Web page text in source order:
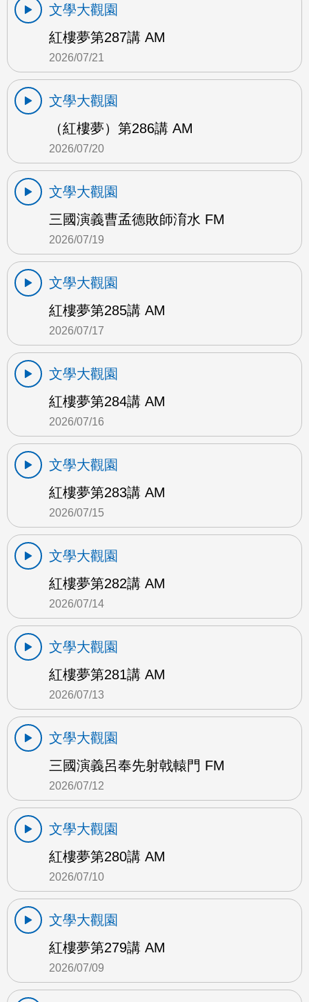
文學大觀園
紅樓夢第287講 AM
2026/07/21
文學大觀園
（紅樓夢）第286講 AM
2026/07/20
文學大觀園
三國演義曹孟德敗師淯水 FM
2026/07/19
文學大觀園
紅樓夢第285講 AM
2026/07/17
文學大觀園
紅樓夢第284講 AM
2026/07/16
文學大觀園
紅樓夢第283講 AM
2026/07/15
文學大觀園
紅樓夢第282講 AM
2026/07/14
文學大觀園
紅樓夢第281講 AM
2026/07/13
文學大觀園
三國演義呂奉先射戟轅門 FM
2026/07/12
文學大觀園
紅樓夢第280講 AM
2026/07/10
文學大觀園
紅樓夢第279講 AM
2026/07/09